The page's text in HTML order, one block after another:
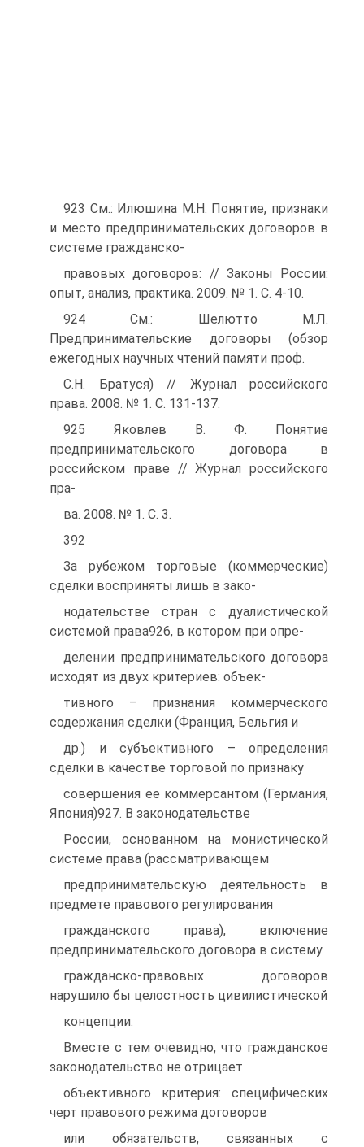
923 См.: Илюшина М.Н. Понятие, признаки
и место предпринимательских договоров в
системе гражданско-
правовых договоров: // Законы России:
опыт, анализ, практика. 2009. № 1. С. 4-10.
924 См.: Шелютто М.Л.
Предпринимательские договоры (обзор
ежегодных научных чтений памяти проф.
С.Н. Братуся) // Журнал российского
права. 2008. № 1. С. 131-137.
925 Яковлев В. Ф. Понятие
предпринимательского договора в
российском праве // Журнал российского
пра-
ва. 2008. № 1. С. 3.
392
За рубежом торговые (коммерческие)
сделки восприняты лишь в зако-
нодательстве стран с дуалистической
системой права926, в котором при опре-
делении предпринимательского договора
исходят из двух критериев: объек-
тивного – признания коммерческого
содержания сделки (Франция, Бельгия и
др.) и субъективного – определения
сделки в качестве торговой по признаку
совершения ее коммерсантом (Германия,
Япония)927. В законодательстве
России, основанном на монистической
системе права (рассматривающем
предпринимательскую деятельность в
предмете правового регулирования
гражданского права), включение
предпринимательского договора в систему
гражданско-правовых договоров
нарушило бы целостность цивилистической
концепции.
Вместе с тем очевидно, что гражданское
законодательство не отрицает
объективного критерия: специфических
черт правового режима договоров
или обязательств, связанных с